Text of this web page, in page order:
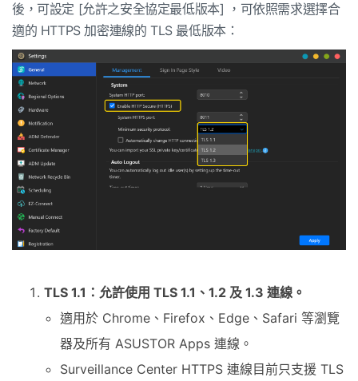
後，可設定 [允許之安全協定最低版本] ，可依照需求選擇合
適的 HTTPS 加密連線的 TLS 最低版本：
TLS 1.1：允許使用 TLS 1.1、1.2 及 1.3 連線。
適用於 Chrome、Firefox、Edge、Safari 等瀏覽
器及所有 ASUSTOR Apps 連線。
Surveillance Center HTTPS 連線目前只支援 TLS